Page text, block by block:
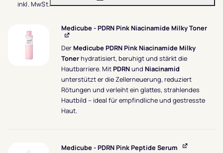
Preis
Preis
inkl. MwSt.
Medicube - PDRN Pink Niacinamide Milky Toner
DerMedicube PDRN Pink Niacinamide Milky
Tonerhydratisiert, beruhigt und stärkt die
Hautbarriere. MitPDRNundNiacinamid
unterstützt er die Zellerneuerung, reduziert
Rötungen und verleiht ein glattes, strahlendes
Hautbild – ideal für empfindliche und gestresste
Haut.
Medicube - PDRN Pink Peptide Serum